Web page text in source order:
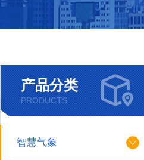
产品分类
PRODUCTS
智慧气象